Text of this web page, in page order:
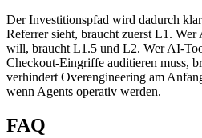
Der Investitionspfad wird dadurch
Referrer sieht, braucht zuerst L1. Wer
will, braucht L1.5 und L2. Wer AI-
Checkout-Eingriffe auditieren muss,
verhindert Overengineering am
wenn Agents operativ werden.
FAQ